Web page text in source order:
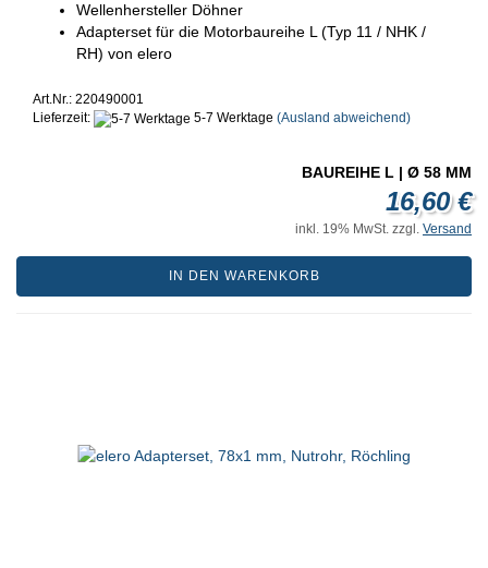
Wellenhersteller Döhner
Adapterset für die Motorbaureihe L (Typ 11 / NHK /
RH) von elero
Art.Nr.: 220490001
Lieferzeit:
5-7 Werktage (Ausland abweichend)
BAUREIHE L | Ø 58 MM
16,60 €
inkl. 19% MwSt. zzgl. Versand
IN DEN WARENKORB